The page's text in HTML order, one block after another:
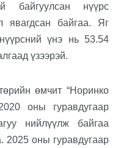
байгуулсан нүүрс
явагдсан байгаа. Я г
нүүрсний үнэ нь 53.54
үзээрэй.
өмчит“Норинко
оны гуравдугаар
нийлүүлж байгаа
2025 оны гуравдугаар